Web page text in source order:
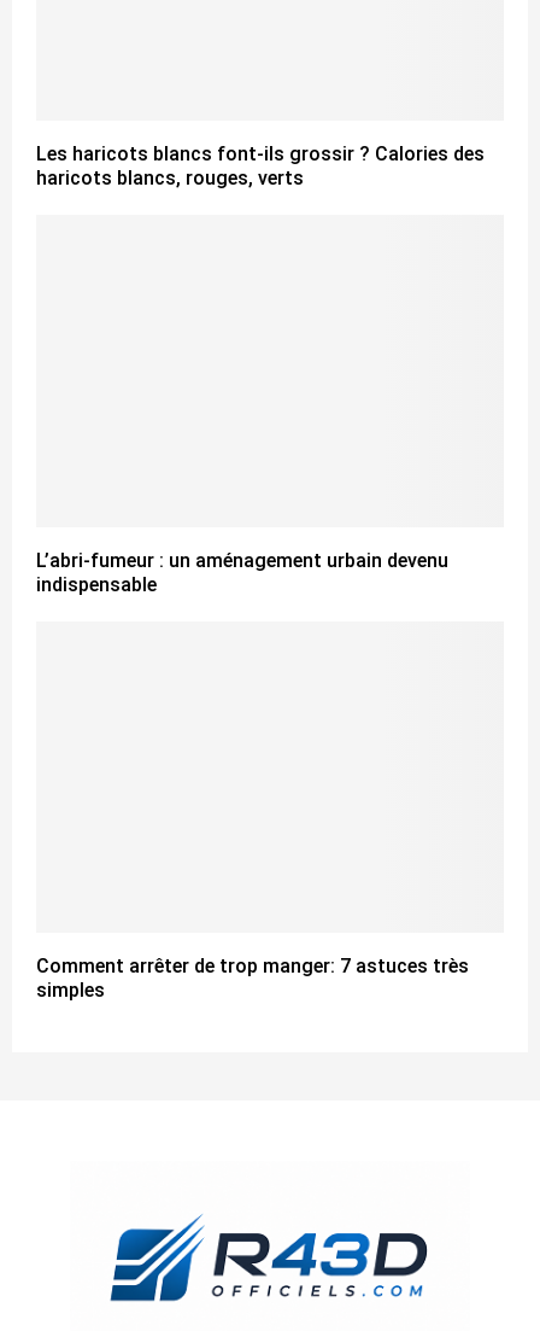
Les haricots blancs font-ils grossir ? Calories des
haricots blancs, rouges, verts
L’abri-fumeur : un aménagement urbain devenu
indispensable
Comment arrêter de trop manger: 7 astuces très
simples